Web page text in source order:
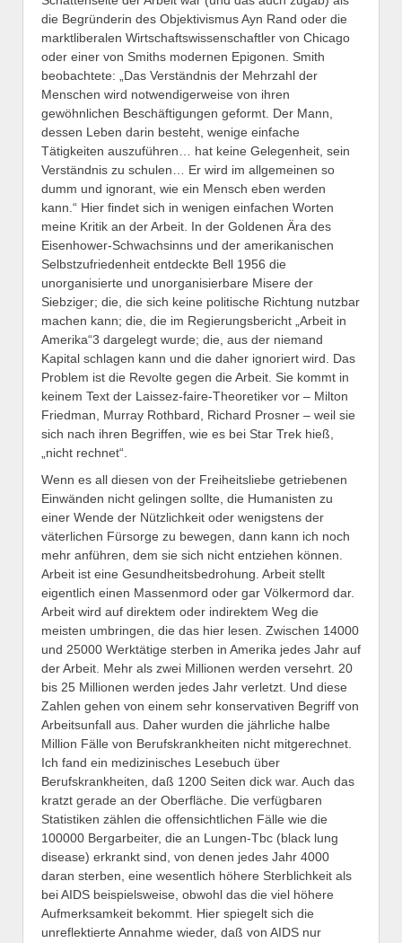
die Begründerin des Objektivismus Ayn Rand oder die
marktliberalen Wirtschaftswissenschaftler von Chicago
oder einer von Smiths modernen Epigonen. Smith
beobachtete: „Das Verständnis der Mehrzahl der
Menschen wird notwendigerweise von ihren
gewöhnlichen Beschäftigungen geformt. Der Mann,
dessen Leben darin besteht, wenige einfache
Tätigkeiten auszuführen… hat keine Gelegenheit, sein
Verständnis zu schulen… Er wird im allgemeinen so
dumm und ignorant, wie ein Mensch eben werden
kann.“ Hier findet sich in wenigen einfachen Worten
meine Kritik an der Arbeit. In der Goldenen Ära des
Eisenhower-Schwachsinns und der amerikanischen
Selbstzufriedenheit entdeckte Bell 1956 die
unorganisierte und unorganisierbare Misere der
Siebziger; die, die sich keine politische Richtung nutzbar
machen kann; die, die im Regierungsbericht „Arbeit in
Amerika“3 dargelegt wurde; die, aus der niemand
Kapital schlagen kann und die daher ignoriert wird. Das
Problem ist die Revolte gegen die Arbeit. Sie kommt in
keinem Text der Laissez-faire-Theoretiker vor – Milton
Friedman, Murray Rothbard, Richard Prosner – weil sie
sich nach ihren Begriffen, wie es bei Star Trek hieß,
„nicht rechnet“.
Wenn es all diesen von der Freiheitsliebe getriebenen
Einwänden nicht gelingen sollte, die Humanisten zu
einer Wende der Nützlichkeit oder wenigstens der
väterlichen Fürsorge zu bewegen, dann kann ich noch
mehr anführen, dem sie sich nicht entziehen können.
Arbeit ist eine Gesundheitsbedrohung. Arbeit stellt
eigentlich einen Massenmord oder gar Völkermord dar.
Arbeit wird auf direktem oder indirektem Weg die
meisten umbringen, die das hier lesen. Zwischen 14000
und 25000 Werktätige sterben in Amerika jedes Jahr auf
der Arbeit. Mehr als zwei Millionen werden versehrt. 20
bis 25 Millionen werden jedes Jahr verletzt. Und diese
Zahlen gehen von einem sehr konservativen Begriff von
Arbeitsunfall aus. Daher wurden die jährliche halbe
Million Fälle von Berufskrankheiten nicht mitgerechnet.
Ich fand ein medizinisches Lesebuch über
Berufskrankheiten, daß 1200 Seiten dick war. Auch das
kratzt gerade an der Oberfläche. Die verfügbaren
Statistiken zählen die offensichtlichen Fälle wie die
100000 Bergarbeiter, die an Lungen-Tbc (black lung
disease) erkrankt sind, von denen jedes Jahr 4000
daran sterben, eine wesentlich höhere Sterblichkeit als
bei AIDS beispielsweise, obwohl das die viel höhere
Aufmerksamkeit bekommt. Hier spiegelt sich die
unreflektierte Annahme wieder, daß von AIDS nur